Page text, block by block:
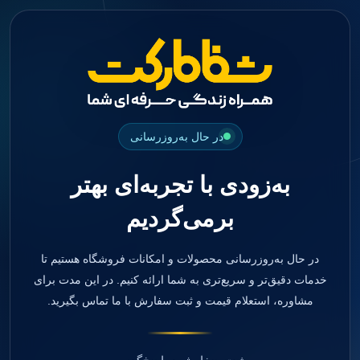
در حال به‌روزرسانی
به‌زودی با تجربه‌ای بهتر
برمی‌گردیم
در حال به‌روزرسانی محصولات و امکانات فروشگاه هستیم تا
خدمات دقیق‌تر و سریع‌تری به شما ارائه کنیم. در این مدت برای
مشاوره، استعلام قیمت و ثبت سفارش با ما تماس بگیرید.
Impression Coping
صفحه اصلی
دندانپزشکی
مواد ترمیمی
کامپوزیت
کامپوزیت فلو
اسید اچ
باندینگ
بلیچینگ